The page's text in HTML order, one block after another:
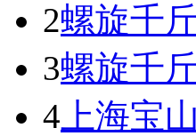
2螺旋千
3螺旋千
4 上海宝